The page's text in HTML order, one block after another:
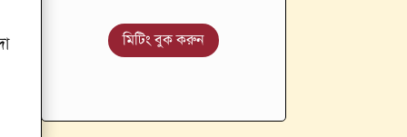
মিটিং বুক করুন